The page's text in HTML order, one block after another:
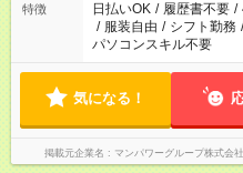
特徴 日払いOK / 履歴書不要 /
/ 服装自由 / シフト勤務 /
パソコンスキル不要
気になる！
掲載元企業名 マンパワーグループ株式会